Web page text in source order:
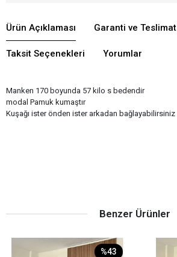
Ürün Açıklaması Garanti ve Teslimat
Taksit Seçenekleri Yorumlar
Manken 170 boyunda 57 kilo s bedendir
modal Pamuk kumaştır
Kuşağı ister önden ister arkadan bağlayabilirsiniz
Benzer Ürünler
%43